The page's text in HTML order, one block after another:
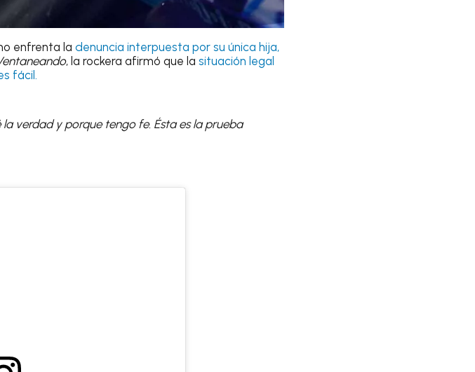
enfrenta la denuncia interpuesta por su única hija,
, la rockera afirmó que la situación legal
fácil.
verdad y porque tengo fe. Ésta es la prueba